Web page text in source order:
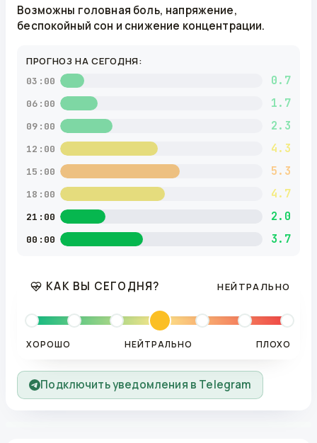
Возможны головная боль, напряжение,
беспокойный сон и снижение концентрации.
ПРОГНОЗ НА СЕГОДНЯ:
03:00 0.7
06:00 1.7
09:00 2.3
12:00 4.3
15:00 5.3
18:00 4.7
21:00 2.0
00:00 3.7
КАК ВЫ СЕГОДНЯ? НЕЙТРАЛЬНО
ХОРОШО НЕЙТРАЛЬНО ПЛОХО
Подключить уведомления в Telegram